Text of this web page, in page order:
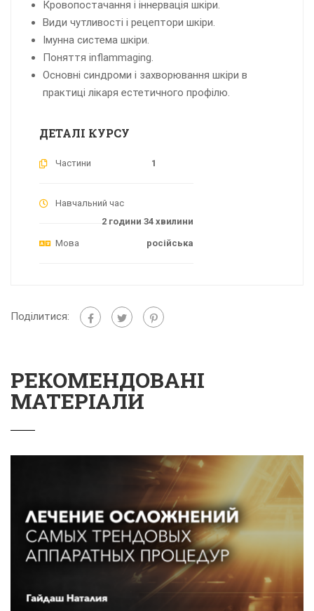
Кровопостачання і іннервація шкіри.
Види чутливості і рецептори шкіри.
Імунна система шкіри.
Поняття inflammaging.
Основні синдроми і захворювання шкіри в
практиці лікаря естетичного профілю.
ДЕТАЛІ КУРСУ
Частини 1
Навчальний час
2 години 34 хвилини
Мова російська
Поділитися:
РЕКОМЕНДОВАНІ
МАТЕРІАЛИ